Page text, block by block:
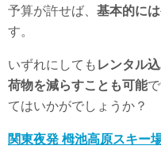
予算が許せば、 基本的に
す。
いずれにしても レンタル
荷物を減らすことも可能
てはいかがでしょうか？
関東夜発 栂池高原スキー